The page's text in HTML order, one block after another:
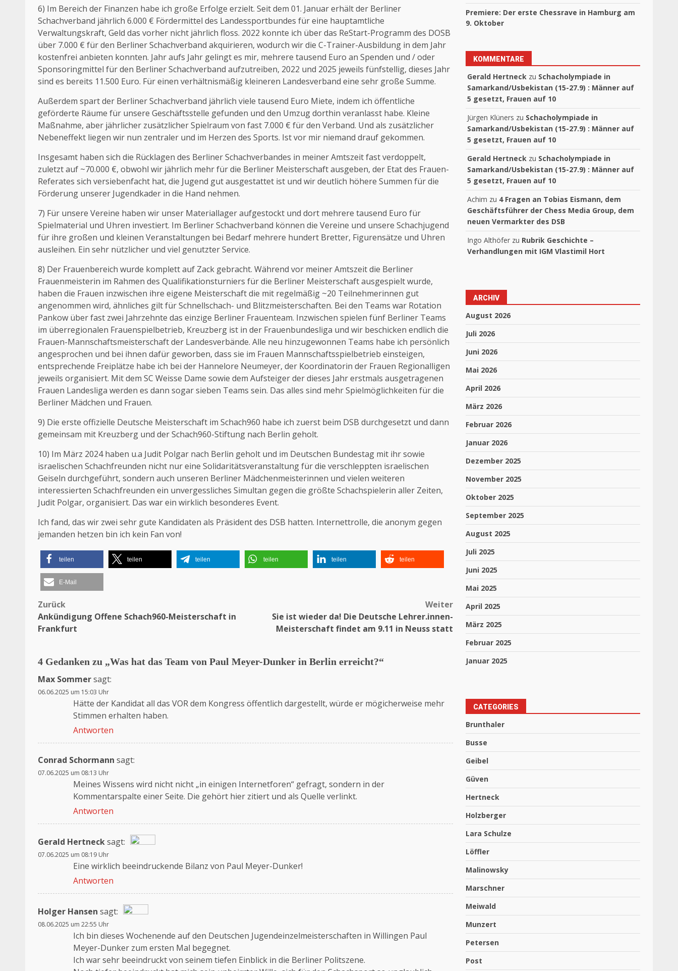
6) Im Bereich der Finanzen habe ich große Erfolge erzielt. Seit dem 01. Januar erhält der Berliner
Schachverband jährlich 6.000 € Fördermittel des Landessportbundes für eine hauptamtliche
Verwaltungskraft, Geld das vorher nicht jährlich floss. 2022 konnte ich über das ReStart-Programm des DOSB
über 7.000 € für den Berliner Schachverband akquirieren, wodurch wir die C-Trainer-Ausbildung in dem Jahr
kostenfrei anbieten konnten. Jahr aufs Jahr gelingt es mir, mehrere tausend Euro an Spenden und / oder
Sponsoringmittel für den Berliner Schachverband aufzutreiben, 2022 und 2025 jeweils fünfstellig, dieses Jahr
sind es bereits 11.500 Euro. Für einen verhältnismäßig kleineren Landesverband eine sehr große Summe.
Außerdem spart der Berliner Schachverband jährlich viele tausend Euro Miete, indem ich öffentliche
geförderte Räume für unsere Geschäftsstelle gefunden und den Umzug dorthin veranlasst habe. Kleine
Maßnahme, aber jährlicher zusätzlicher Spielraum von fast 7.000 € für den Verband. Und als zusätzlicher
Nebeneffekt liegen wir nun zentraler und im Herzen des Sports. Ist vor mir niemand drauf gekommen.
Insgesamt haben sich die Rücklagen des Berliner Schachverbandes in meiner Amtszeit fast verdoppelt,
zuletzt auf ~70.000 €, obwohl wir jährlich mehr für die Berliner Meisterschaft ausgeben, der Etat des Frauen-
Referates sich versiebenfacht hat, die Jugend gut ausgestattet ist und wir deutlich höhere Summen für die
Förderung unserer Jugendkader in die Hand nehmen.
7) Für unsere Vereine haben wir unser Materiallager aufgestockt und dort mehrere tausend Euro für
Spielmaterial und Uhren investiert. Im Berliner Schachverband können die Vereine und unsere Schachjugend
für ihre großen und kleinen Veranstaltungen bei Bedarf mehrere hundert Bretter, Figurensätze und Uhren
ausleihen. Ein sehr nützlicher und viel genutzter Service.
8) Der Frauenbereich wurde komplett auf Zack gebracht. Während vor meiner Amtszeit die Berliner
Frauenmeisterin im Rahmen des Qualifikationsturniers für die Berliner Meisterschaft ausgespielt wurde,
haben die Frauen inzwischen ihre eigene Meisterschaft die mit regelmäßig ~20 Teilnehmerinnen gut
angenommen wird, ähnliches gilt für Schnellschach- und Blitzmeisterschaften. Bei den Teams war Rotation
Pankow über fast zwei Jahrzehnte das einzige Berliner Frauenteam. Inzwischen spielen fünf Berliner Teams
im überregionalen Frauenspielbetrieb, Kreuzberg ist in der Frauenbundesliga und wir beschicken endlich die
Frauen-Mannschaftsmeisterschaft der Landesverbände. Alle neu hinzugewonnen Teams habe ich persönlich
angesprochen und bei ihnen dafür geworben, dass sie im Frauen Mannschaftsspielbetrieb einsteigen,
entsprechende Freiplätze habe ich bei der Hannelore Neumeyer, der Koordinatorin der Frauen Regionalligen
jeweils organisiert. Mit dem SC Weisse Dame sowie dem Aufsteiger der dieses Jahr erstmals ausgetragenen
Frauen Landesliga werden es dann sogar sieben Teams sein. Das alles sind mehr Spielmöglichkeiten für die
Berliner Mädchen und Frauen.
9) Die erste offizielle Deutsche Meisterschaft im Schach960 habe ich zuerst beim DSB durchgesetzt und dann
gemeinsam mit Kreuzberg und der Schach960-Stiftung nach Berlin geholt.
10) Im März 2024 haben u.a Judit Polgar nach Berlin geholt und im Deutschen Bundestag mit ihr sowie
israelischen Schachfreunden nicht nur eine Solidaritätsveranstaltung für die verschleppten israelischen
Geiseln durchgeführt, sondern auch unseren Berliner Mädchenmeisterinnen und vielen weiteren
interessierten Schachfreunden ein unvergessliches Simultan gegen die größte Schachspielerin aller Zeiten,
Judit Polgar, organisiert. Das war ein wirklich besonderes Event.
Ich fand, das wir zwei sehr gute Kandidaten als Präsident des DSB hatten. Internettrolle, die anonym gegen
jemanden hetzen bin ich kein Fan von!
teilen teilen teilen teilen teilen teilen
E-Mail
Beitragsnavigation
Zurück
Ankündigung Offene Schach960-Meisterschaft in
Frankfurt
Weiter
Sie ist wieder da! Die Deutsche Lehrer.innen-
Meisterschaft findet am 9.11 in Neuss statt
4 Gedanken zu „Was hat das Team von Paul Meyer-Dunker in Berlin erreicht?“
Max Sommersagt:
06.06.2025 um 15:03 Uhr
Hätte der Kandidat all das VOR dem Kongress öffentlich dargestellt, würde er mögicherweise mehr
Stimmen erhalten haben.
Antworten
Conrad Schormann sagt:
07.06.2025 um 08:13 Uhr
Meines Wissens wird nicht nicht „in einigen Internetforen“ gefragt, sondern in der
Kommentarspalte einer Seite. Die gehört hier zitiert und als Quelle verlinkt.
Antworten
Gerald Hertnecksagt:
Das „Echte-Person“-Abzeichen!
Anti-Spam von CleanTalk
07.06.2025 um 08:19 Uhr
Eine wirklich beeindruckende Bilanz von Paul Meyer-Dunker!
Antworten
Holger Hansen sagt:
Das „Echte-Person“-Abzeichen!
Anti-Spam von CleanTalk
08.06.2025 um 22:55 Uhr
Ich bin dieses Wochenende auf den Deutschen Jugendeinzelmeisterschaften in Willingen Paul
Meyer-Dunker zum ersten Mal begegnet.
Ich war sehr beeindruckt von seinem tiefen Einblick in die Berliner Politszene.
Premiere: Der erste Chessrave in Hamburg am
9. Oktober
KOMMENTARE
Gerald Hertneck zu Schacholympiade in
Samarkand/Usbekistan (15-27.9) : Männer auf
5 gesetzt, Frauen auf 10
Jürgen Klüners zu Schacholympiade in
Samarkand/Usbekistan (15-27.9) : Männer auf
5 gesetzt, Frauen auf 10
Gerald Hertneck zu Schacholympiade in
Samarkand/Usbekistan (15-27.9) : Männer auf
5 gesetzt, Frauen auf 10
Achim zu 4 Fragen an Tobias Eismann, dem
Geschäftsführer der Chess Media Group, dem
neuen Vermarkter des DSB
Ingo Althöfer zu Rubrik Geschichte –
Verhandlungen mit IGM Vlastimil Hort
ARCHIV
August 2026
Juli 2026
Juni 2026
Mai 2026
April 2026
März 2026
Februar 2026
Januar 2026
Dezember 2025
November 2025
Oktober 2025
September 2025
August 2025
Juli 2025
Juni 2025
Mai 2025
April 2025
März 2025
Februar 2025
Januar 2025
CATEGORIES
Brunthaler
Busse
Geibel
Güven
Hertneck
Holzberger
Lara Schulze
Löffler
Malinowsky
Marschner
Meiwald
Munzert
Petersen
Post